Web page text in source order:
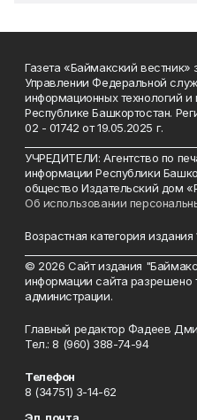
Газета «Баймакский вестник»
Управлении Федеральной
информационных технологий
Республике Башкортостан.
02 - 01742 от 19.05.2025 г.
УЧРЕДИТЕЛИ: Агентство по
информации Республики
общество Издательский дом
Об использовании
Возрастная категория издания
© 2026 Сайт издания
информации сайта разрешено
администрации.
Главный редактор Фадеев
Тел.: 8 (960) 388-74-94
Телефон
8 (34751) 3-14-62